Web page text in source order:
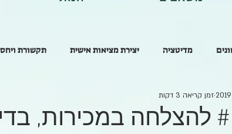
מדיטציה יצירת מציאות אישית תקשורת
החוק #1 להצלחה במכירות,
זמן קריאה 3 דקות